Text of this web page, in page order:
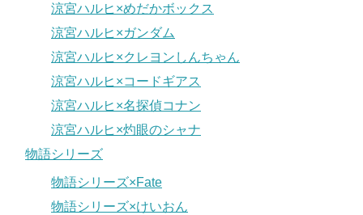
涼宮ハルヒ×めだかボックス
涼宮ハルヒ×ガンダム
涼宮ハルヒ×クレヨンしんちゃん
涼宮ハルヒ×コードギアス
涼宮ハルヒ×名探偵コナン
涼宮ハルヒ×灼眼のシャナ
物語シリーズ
物語シリーズ×Fate
物語シリーズ×けいおん